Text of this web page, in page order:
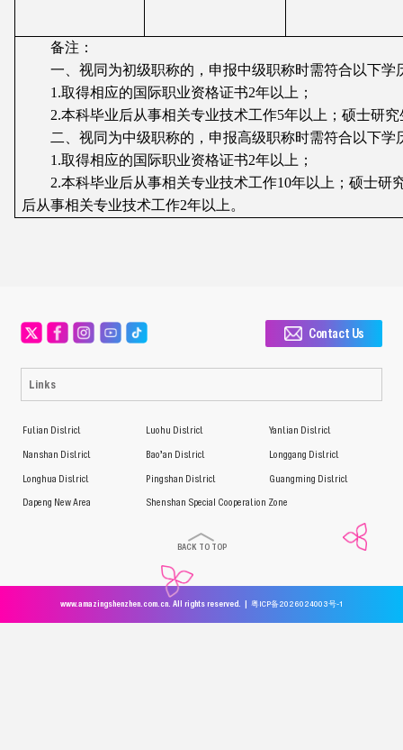
备注：
一、视同为初级职称的，申报中级职称时需符合以下学
1.取得相应的国际职业资格证书2年以上；
2.本科毕业后从事相关专业技术工作5年以上；硕士研
二、视同为中级职称的，申报高级职称时需符合以下学
1.取得相应的国际职业资格证书2年以上；
2.本科毕业后从事相关专业技术工作10年以上；硕士
后从事相关专业技术工作2年以上。
Links
Contact Us
Futian District Luohu District
Yantian District
Nanshan District
Bao’an District
Longgang District
Longhua District
Pingshan District
Guangming District
Dapeng New Area
Shenshan Special Cooperation Zone
BACK TO TOP
www.amazingshenzhen.com.cn. All rights reserved. | 粤ICP备2026024003号-1